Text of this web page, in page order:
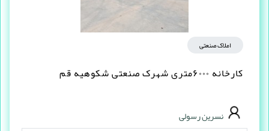
املاک صنعتی
کارخانه ۶۰۰۰متری شهرک صنعتی شکوهیه قم
نسرین رسولی